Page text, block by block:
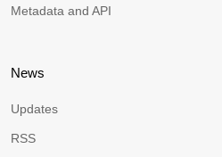
Metadata and API
News
Updates
RSS